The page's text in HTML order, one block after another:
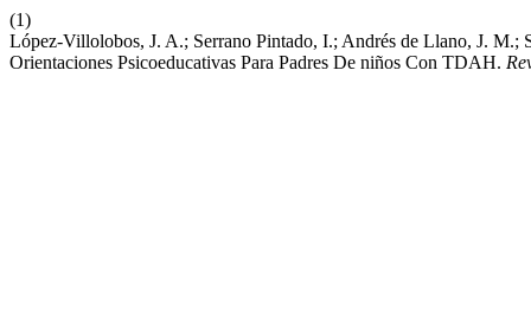
(1)
López-Villolobos, J. A.; Serrano Pintado, I.; Andrés de Llano, J. M.;
Orientaciones Psicoeducativas Para Padres De niños Con TDAH.